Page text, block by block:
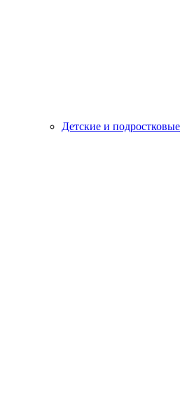
Детские и подростковые